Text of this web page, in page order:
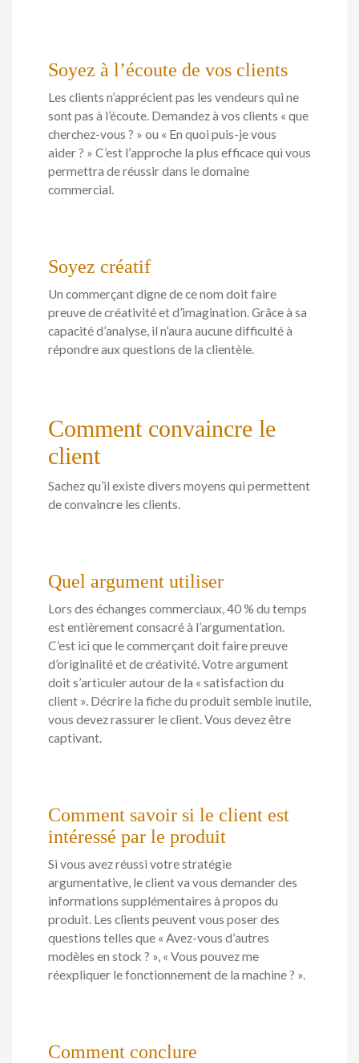
Soyez à l’écoute de vos clients
Les clients n’apprécient pas les vendeurs qui ne
sont pas à l’écoute. Demandez à vos clients « que
cherchez-vous ? » ou « En quoi puis-je vous
aider ? » C’est l’approche la plus efficace qui vous
permettra de réussir dans le domaine
commercial.
Soyez créatif
Un commerçant digne de ce nom doit faire
preuve de créativité et d’imagination. Grâce à sa
capacité d’analyse, il n’aura aucune difficulté à
répondre aux questions de la clientèle.
Comment convaincre le
client
Sachez qu’il existe divers moyens qui permettent
de convaincre les clients.
Quel argument utiliser
Lors des échanges commerciaux, 40 % du temps
est entièrement consacré à l’argumentation.
C’est ici que le commerçant doit faire preuve
d’originalité et de créativité. Votre argument
doit s’articuler autour de la « satisfaction du
client ». Décrire la fiche du produit semble inutile,
vous devez rassurer le client. Vous devez être
captivant.
Comment savoir si le client est
intéressé par le produit
Si vous avez réussi votre stratégie
argumentative, le client va vous demander des
informations supplémentaires à propos du
produit. Les clients peuvent vous poser des
questions telles que « Avez-vous d’autres
modèles en stock ? », « Vous pouvez me
réexpliquer le fonctionnement de la machine ? ».
Comment conclure